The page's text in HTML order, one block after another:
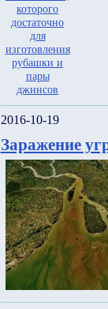
2016-10-19
Заражение